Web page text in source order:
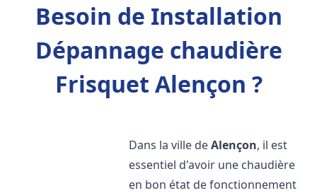
Besoin de Installation
Dépannage chaudière
Frisquet Alençon ?
Dans la ville deAlençon, il est
essentiel d'avoir une chaudière
en bon état de fonctionnement